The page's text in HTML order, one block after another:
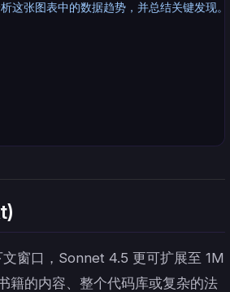
这张图表中的数据趋势，并总结关键发现。"
窗口，Sonnet 4.5 更可扩展至 1M
籍的内容、整个代码库或复杂的法